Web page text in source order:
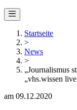
Startseite
>
News
>
„Journalismus
„vhs.wissen
am 09.12.2020